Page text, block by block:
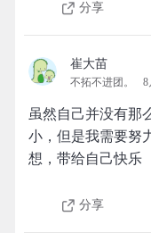
分享
崔大苗
不拓不进团。 8
虽然自己并没有那
小，但是我需要努
想，带给自己快乐
分享